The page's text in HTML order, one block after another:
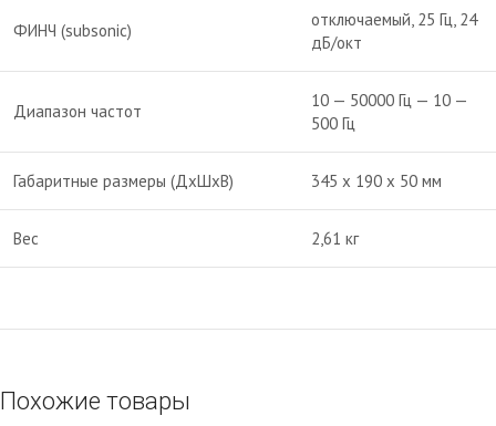
ФИНЧ (subsonic)
отключаемый, 25 Гц, 24
дБ/окт
Диапазон частот
10 — 50000 Гц — 10 —
500 Гц
Габаритные размеры (ДхШхВ) 345 x 190 x 50 мм
Вес 2,61 кг
Похожие товары